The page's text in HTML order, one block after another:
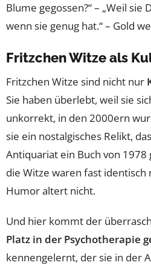
Blume gegossen?“ – „Weil
wenn sie genug hat.“ – Gold
Fritzchen Witze als
Fritzchen Witze sind nicht nur
Sie haben überlebt, weil sie
unkorrekt, in den 2000ern
sie ein nostalgisches Relikt,
Antiquariat ein Buch von 1978
die Witze waren fast
Humor altert nicht.
Und hier kommt der
Platz in der Psychotherapie
kennengelernt, der sie in der